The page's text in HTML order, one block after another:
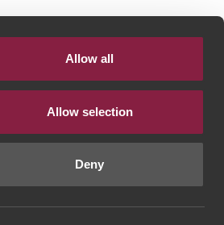
Allow all
Allow selection
Deny